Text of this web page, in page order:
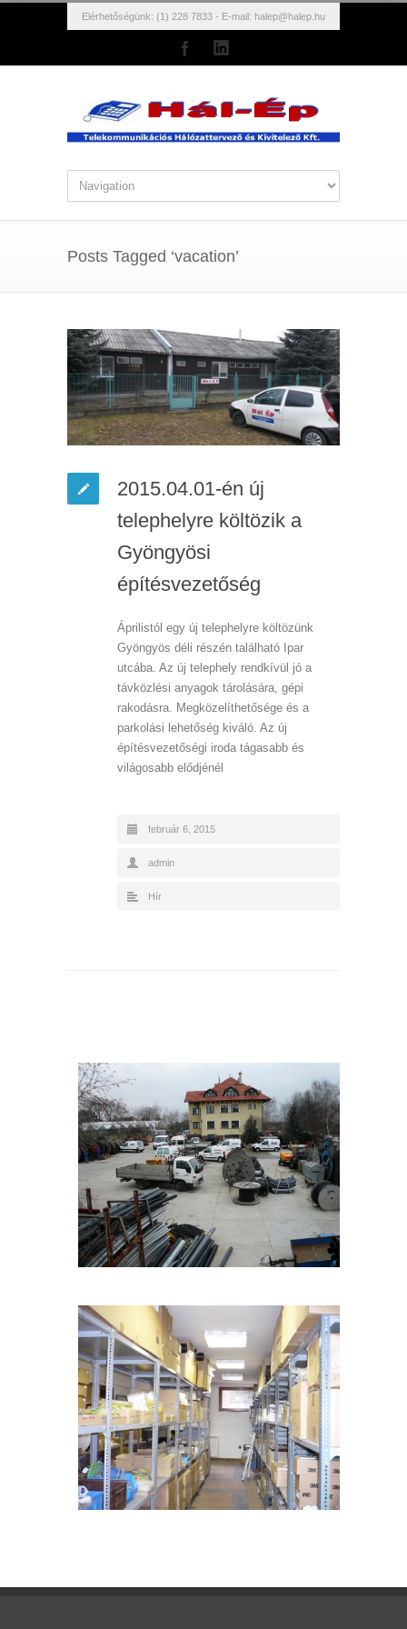
Elérhetőségünk: (1) 228 7833 - E-mail: halep@halep.hu
Posts Tagged ‘vacation’
2015.04.01-én új
telephelyre költözik a
Gyöngyösi
építésvezetőség
Áprilistól egy új telephelyre költözünk
Gyöngyös déli részén található Ipar
utcába. Az új telephely rendkívül jó a
távközlési anyagok tárolására, gépi
rakodásra. Megközelíthetősége és a
parkolási lehetőség kiváló. Az új
építésvezetőségi iroda tágasabb és
világosabb elődjénél
február 6, 2015
admin
Hír